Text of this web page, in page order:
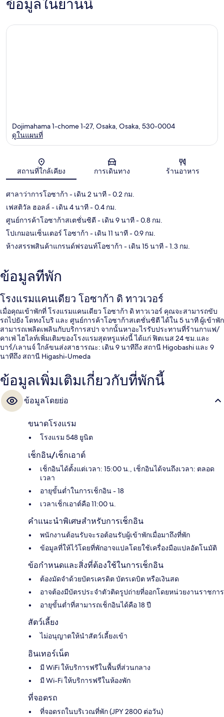
ข้อมูลในย่านนี้
แผนที่
Dojimahama 1-chome 1-27, Osaka, Osaka, 530-0004
ดูในแผนที่
สถานที่ใกล้เคียง การเดินทาง ร้านอาหาร
ศาลาว่าการโอซาก้า - เดิน 2 นาที- 0.2 กม.
เฟสติวัล ฮอลล์ - เดิน 4 นาที- 0.4 กม.
ศูนย์การค้าโอซาก้าสเตชั่นซิตี - เดิน 9 นาที- 0.8 กม.
โปเกมอนเซ็นเตอร์ โอซาก้า - เดิน 11 นาที- 0.9 กม.
ห้างสรรพสินค้าแกรนด์ฟรอนท์โอซาก้า - เดิน 15 นาที- 1.3 กม.
ข้อมูลที่พัก
โรงแรมแคนเดียว โอซาก้า ดิ ทาวเวอร์
เมื่อคุณเข้าพักที่ โรงแรมแคนเดียว โอซาก้า ดิ ทาวเวอร์ คุณจะสามารถขับ
รถไปยัง โดทงโบริ และ ศูนย์การค้าโอซาก้าสเตชั่นซิตี ได้ใน 5 นาที ผู้เข้าพัก
สามารถเพลิดเพลินกับบริการสปา จากนั้นหาอะไรรับประทานที่ร้านกาแฟ/
คาเฟ่ ไฮไลท์เพิ่มเติมของโรงแรมสุดหรูแห่งนี้ ได้แก่ ฟิตเนส 24 ชม.และ
บาร์/เลานจ์ ใกล้ขนส่งสาธารณะ: เดิน 9 นาทีถึง สถานี Higobashi และ 9
นาทีถึง สถานี Higashi-Umeda
ข้อมูลเพิ่มเติมเกี่ยวกับที่พักนี้
ข้อมูลโดยย่อ
ขนาดโรงแรม
โรงแรม 548 ยูนิต
เช็กอิน/เช็กเอาต์
เช็กอินได้ตั้งแต่เวลา: 15:00 น., เช็กอินได้จนถึงเวลา: ตลอด
เวลา
อายุขั้นต่ำในการเช็กอิน - 18
เวลาเช็กเอาต์คือ 11:00 น.
คำแนะนำพิเศษสำหรับการเช็กอิน
พนักงานต้อนรับจะรอต้อนรับผู้เข้าพักเมื่อมาถึงที่พัก
ข้อมูลที่ให้ไว้โดยที่พักอาจแปลโดยใช้เครื่องมือแปลอัตโนมัติ
ข้อกำหนดและสิ่งที่ต้องใช้ในการเช็กอิน
ต้องมัดจำด้วยบัตรเครดิต บัตรเดบิต หรือเงินสด
อาจต้องมีบัตรประจำตัวติดรูปถ่ายที่ออกโดยหน่วยงานราชการ
อายุขั้นต่ำที่สามารถเช็กอินได้คือ 18 ปี
สัตว์เลี้ยง
ไม่อนุญาตให้นำสัตว์เลี้ยงเข้า
อินเทอร์เน็ต
มี WiFi ให้บริการฟรีในพื้นที่ส่วนกลาง
มี Wi-Fi ให้บริการฟรีในห้องพัก
ที่จอดรถ
ที่จอดรถในบริเวณที่พัก (JPY 2800 ต่อวัน)